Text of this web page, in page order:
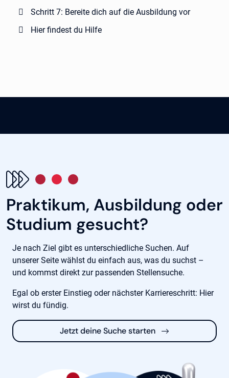
Schritt 7: Bereite dich auf die Ausbildung vor
Hier findest du Hilfe
Praktikum, Ausbildung oder
Studium gesucht?
Je nach Ziel gibt es unterschiedliche Suchen. Auf
unserer Seite wählst du einfach aus, was du suchst –
und kommst direkt zur passenden Stellensuche.
Egal ob erster Einstieg oder nächster Karriereschritt: Hier
wirst du fündig.
Jetzt deine Suche starten